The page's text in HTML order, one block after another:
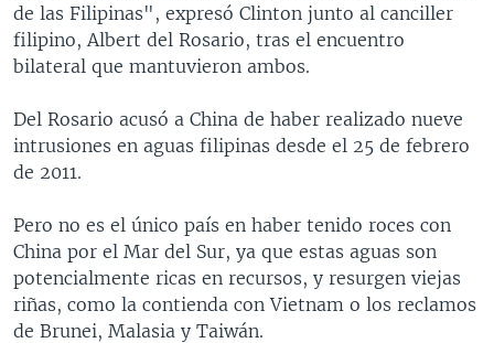
de las Filipinas", expresó Clinton junto al canciller
filipino, Albert del Rosario, tras el encuentro
bilateral que mantuvieron ambos.
Del Rosario acusó a China de haber realizado nueve
intrusiones en aguas filipinas desde el 25 de febrero
de 2011.
Pero no es el único país en haber tenido roces con
China por el Mar del Sur, ya que estas aguas son
potencialmente ricas en recursos, y resurgen viejas
riñas, como la contienda con Vietnam o los reclamos
de Brunei, Malasia y Taiwán.